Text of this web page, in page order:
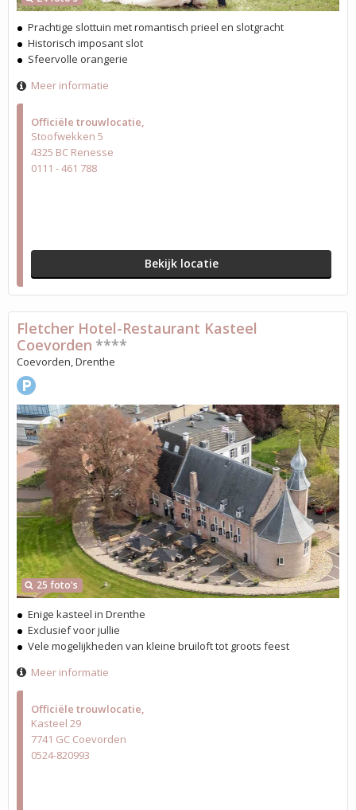
Officiële trouwlocatie
Stoofwekken 5
4325 BC Renesse
0111 - 461 788
Bekijk locatie
Prachtige slottuin met romantisch prieel en slotgracht
Historisch imposant slot
Sfeervolle orangerie
Meer informatie
Officiële trouwlocatie
Kasteel 29
7741 GC Coevorden
0524-820993
25 foto's
Fletcher Hotel-Restaurant Kasteel
Coevorden ****
Coevorden, Drenthe
Enige kasteel in Drenthe
Exclusief voor jullie
Vele mogelijkheden van kleine bruiloft tot groots feest
Meer informatie